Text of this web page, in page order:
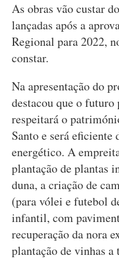
As obras vão custar
lançadas após a
Regional para 2022,
constar.
Na apresentação do
destacou que o
respeitará o
Santo e será eficiente
energético. A
plantação de plantas
duna, a criação de
(para vólei e futebol
infantil, com
recuperação da nora
plantação de vinhas a